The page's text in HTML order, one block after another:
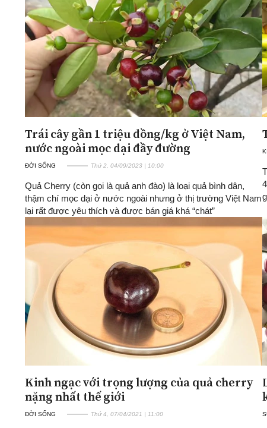
ĐA CHIỀU
Quan điểm
Xi nhan Trái Phải
Bạn đọc viết
INFOCUS
Trái cây gần 1 triệu đồng/kg ở Việt Nam,
nước ngoài mọc dại đầy đường
ĐỜI SỐNG Thứ 2, 04/09/2023 | 10:00
Quả Cherry (còn gọi là quả anh đào) là loại quả bình dân,
thậm chí mọc dại ở nước ngoài nhưng ở thị trường Việt Nam
lại rất được yêu thích và được bán giá khá “chát”
Kinh ngạc với trọng lượng của quả cherry
nặng nhất thế giới
ĐỜI SỐNG Thứ 4, 07/04/2021 | 11:00